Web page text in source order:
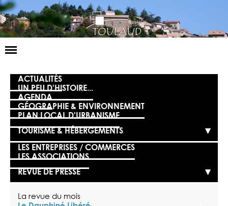
Basculer
LA MAIRIE
NOS SERVICES
LA VIE LOCALE
VOS DÉMARCHES
CONTACT
ACTUALITÉS
UN PEU D'HISTOIRE...
AGENDA
GÉOGRAPHIE & ENVIRONNEMENT
PLAN LOCAL D'URBANISME
TOURISME & HÉBERGEMENTS
LES ENTREPRISES / COMMERCES
LES ASSOCIATIONS
REVUE DE PRESSE
La revue du mois